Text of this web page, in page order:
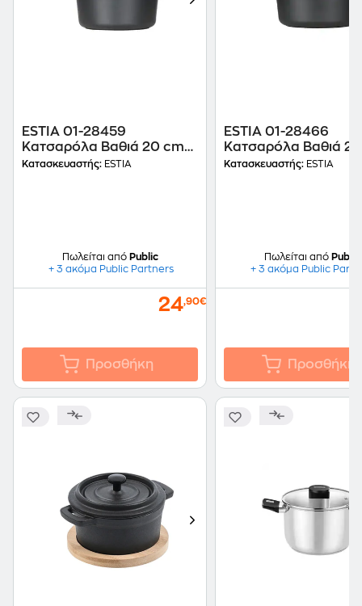
ESTIA 01-28459
Κατσαρόλα Βαθιά 20 cm
Μαύρο
Κατασκευαστής: ESTIA
Πωλείται από Public
+ 3 ακόμα Public Partners
24,90€
Προσθήκη
ESTIA 01-28466
Κατσαρόλα Βαθιά
Μαύρο
Κατασκευαστής: ESTIA
Πωλείται από Public
+ 3 ακόμα Public
Προσθήκη